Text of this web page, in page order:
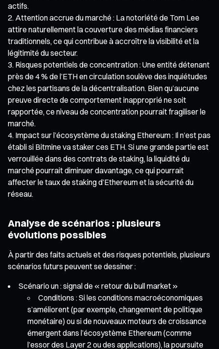
actifs.
Attention accrue du marché : La notoriété de Tom Lee
attire naturellement la couverture des médias financiers
traditionnels, ce qui contribue à accroître la visibilité et la
légitimité du secteur.
Risques potentiels de concentration : Une entité détenant
près de 4 % de l’ETH en circulation soulève des inquiétudes
chez les partisans de la décentralisation. Bien qu’aucune
preuve directe de comportement inapproprié ne soit
rapportée, ce niveau de concentration pourrait fragiliser le
marché.
Impact sur l’écosystème du staking Ethereum : Il n’est pas
établi si Bitmine va staker ces ETH. Si une grande partie est
verrouillée dans des contrats de staking, la liquidité du
marché pourrait diminuer davantage, ce qui pourrait
affecter le taux de staking d’Ethereum et la sécurité du
réseau.
Analyse de scénarios : plusieurs
évolutions possibles
À partir des faits actuels et des risques potentiels, plusieurs
scénarios futurs peuvent se dessiner :
Scénario un : signal de « retour du bull market »
Conditions : Si les conditions macroéconomiques
s’améliorent (par exemple, changement de politique
monétaire) ou si de nouveaux moteurs de croissance
émergent dans l’écosystème Ethereum (comme
l’essor des Layer 2 ou des applications), la poursuite